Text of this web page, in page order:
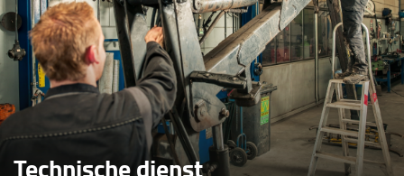
Technische dienst